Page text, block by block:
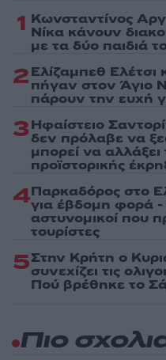
1 Κωνσταντίνος
Νίκα κάνουν
με τα δύο παιδιά
2Ελίζαμπεθ Ελέτσι
πήγαν στον Άγιο
πάρουν την ευχή
3Ηφαίστειο
δεν πρόλαβε να
μπορεί να
προϊστορικής
4Παρκαδόρος στο
για έβδομη φορά
αστυνομικοί που
τουρίστες
5Στην Κρήτη ο
συνεχίζει τις
Πού βρέθηκε το
Πιο